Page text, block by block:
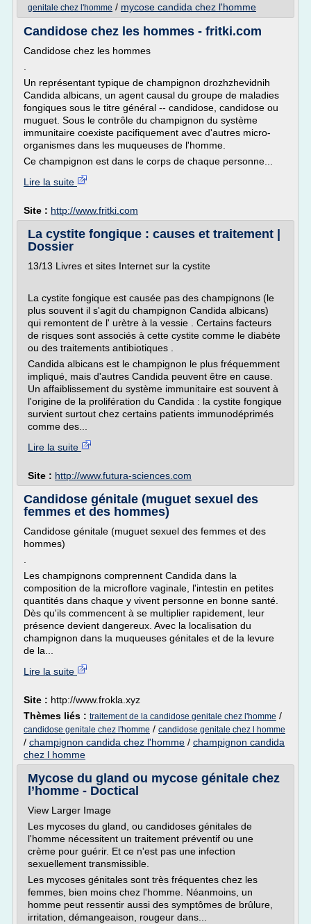
genitale chez l'homme / mycose candida chez l'homme
Candidose chez les hommes - fritki.com
Candidose chez les hommes
Un représentant typique de champignon drozhzhevidnih
Candida albicans, un agent causal du groupe de maladies
fongiques sous le titre général -- candidose, candidose ou
muguet. Sous le contrôle du champignon du système
immunitaire coexiste pacifiquement avec d'autres micro-
organismes dans les muqueuses de l'homme.
Ce champignon est dans le corps de chaque personne...
Lire la suite
Site : http://www.fritki.com
La cystite fongique : causes et traitement |
Dossier
13/13 Livres et sites Internet sur la cystite
La cystite fongique est causée pas des champignons (le
plus souvent il s'agit du champignon Candida albicans)
qui remontent de l' urètre à la vessie . Certains facteurs
de risques sont associés à cette cystite comme le diabète
ou des traitements antibiotiques .
Candida albicans est le champignon le plus fréquemment
impliqué, mais d'autres Candida peuvent être en cause.
Un affaiblissement du système immunitaire est souvent à
l'origine de la prolifération du Candida : la cystite fongique
survient surtout chez certains patients immunodéprimés
comme des...
Lire la suite
Site : http://www.futura-sciences.com
Candidose génitale (muguet sexuel des
femmes et des hommes)
Candidose génitale (muguet sexuel des femmes et des
hommes)
Les champignons comprennent Candida dans la
composition de la microflore vaginale, l'intestin en petites
quantités dans chaque y vivent personne en bonne santé.
Dès qu'ils commencent à se multiplier rapidement, leur
présence devient dangereux. Avec la localisation du
champignon dans la muqueuses génitales et de la levure
de la...
Lire la suite
Site : http://www.frokla.xyz
Thèmes liés : traitement de la candidose genitale chez l'homme /
candidose genitale chez l'homme / candidose genitale chez l homme
/ champignon candida chez l'homme / champignon candida
chez l homme
Mycose du gland ou mycose génitale chez
l’homme - Doctical
View Larger Image
Les mycoses du gland, ou candidoses génitales de
l'homme nécessitent un traitement préventif ou une
crème pour guérir. Et ce n'est pas une infection
sexuellement transmissible.
Les mycoses génitales sont très fréquentes chez les
femmes, bien moins chez l'homme. Néanmoins, un
homme peut ressentir aussi des symptômes de brûlure,
irritation, démangeaison, rougeur dans...